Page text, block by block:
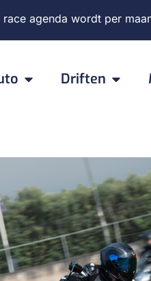
race agenda wordt per
Driften